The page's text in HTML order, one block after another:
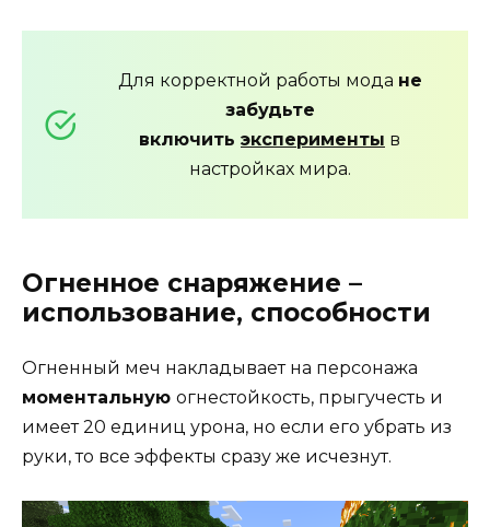
Для корректной работы мода не
забудьте
включить эксперименты в
настройках мира.
Огненное снаряжение –
использование, способности
Огненный меч накладывает на персонажа
моментальную огнестойкость, прыгучесть и
имеет 20 единиц урона, но если его убрать из
руки, то все эффекты сразу же исчезнут.